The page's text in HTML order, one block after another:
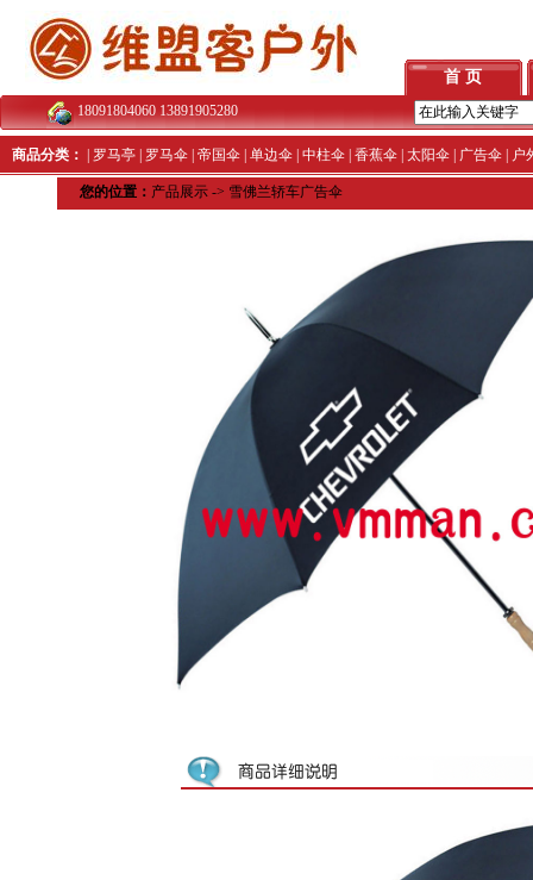
首 页
18091804060 13891905280
商品分类： 罗马亭 罗马伞 帝国伞 单边伞 中柱伞 香蕉伞 太阳伞 广告伞 户
您的位置： 产品展示 -> 雪佛兰轿车广告伞